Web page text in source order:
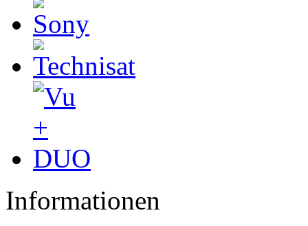
Informationen